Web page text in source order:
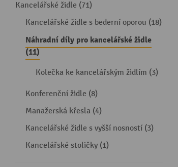
Kancelářské židle (71)
Kancelářské židle s bederní oporou (18)
Náhradní díly pro kancelářské židle
(11)
Kolečka ke kancelářským židlím (3)
Konferenční židle (8)
Manažerská křesla (4)
Kancelářské židle s vyšší nosností (3)
Kancelářské stoličky (1)